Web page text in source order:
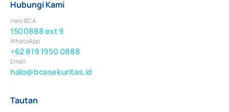
Hubungi Kami
Halo BCA
1500888 ext 9
WhatsApp
+62 819 1950 0888
Email
halo@bcasekuritas.id
Tautan